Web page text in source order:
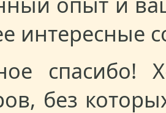
интересные
спасибо!
без